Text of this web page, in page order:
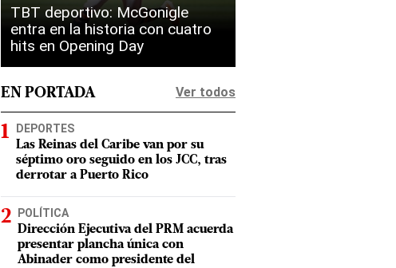
TBT deportivo: McGonigle
entra en la historia con cuatro
hits en Opening Day
EN PORTADA Ver todos
DEPORTES
Las Reinas del Caribe van por su
séptimo oro seguido en los JCC, tras
derrotar a Puerto Rico
POLÍTICA
Dirección Ejecutiva del PRM acuerda
presentar plancha única con
Abinader como presidente del